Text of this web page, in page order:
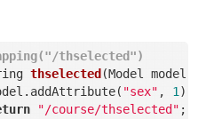
thselected")
thselected (Model model)
"sex" , 1);
"/course/thselected" ;